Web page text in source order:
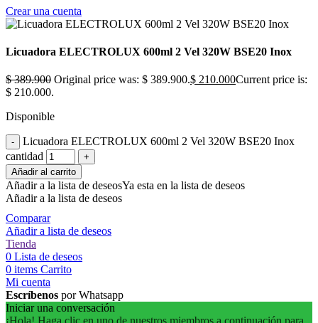
Crear una cuenta
Licuadora ELECTROLUX 600ml 2 Vel 320W BSE20 Inox
$389.900 Original price was: $ 389.900.$ 210.000Current price is:
$ 210.000.
Disponible
Licuadora ELECTROLUX 600ml 2 Vel 320W BSE20 Inox
cantidad
Añadir al carrito
Añadir a la lista de deseosYa esta en la lista de deseos
Añadir a la lista de deseos
Comparar
Añadir a lista de deseos
Tienda
0 Lista de deseos
0 items Carrito
Mi cuenta
Escríbenos por Whatsapp
Iniciar una conversación